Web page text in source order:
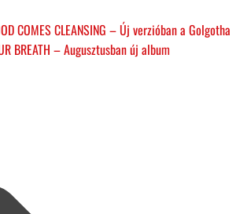
COMES CLEANSING – Új verzióban a Golgotha
BREATH – Augusztusban új album